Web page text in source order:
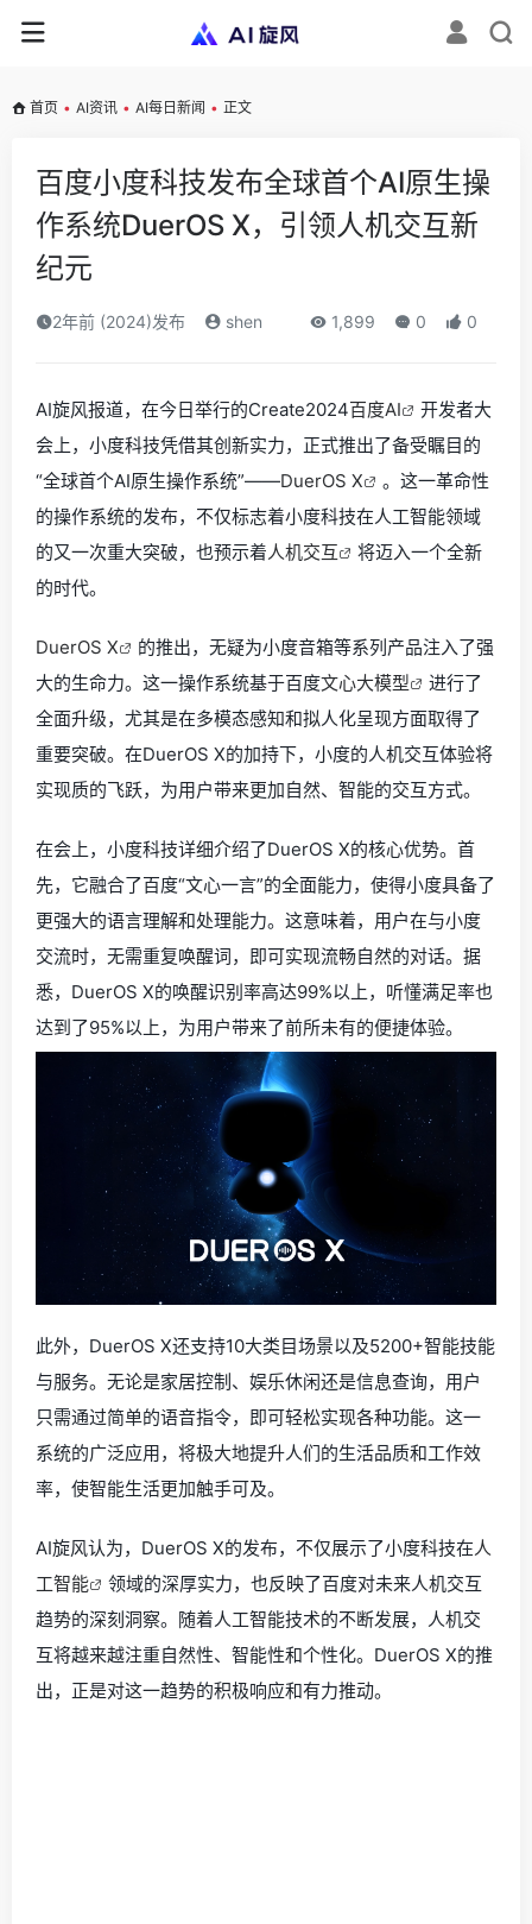
首页 • AI资讯 • AI每日新闻 • 正文
百度小度科技发布全球首个AI原生操
作系统DuerOS X，引领人机交互新
纪元
2年前 (2024)发布 shen 1,899 0 0
AI旋风报道，在今日举行的Create2024百度AI
开发者大
会上，小度科技凭借其创新实力，正式推出了备受瞩目的
“全球首个AI原生操作系统”——DuerOS X
。这一革命性
的操作系统的发布，不仅标志着小度科技在人工智能领域
的又一次重大突破，也预示着人机交互
将迈入一个全新
的时代。
DuerOS X
的推出，无疑为小度音箱等系列产品注入了强
大的生命力。这一操作系统基于百度文心大模型
进行了
全面升级，尤其是在多模态感知和拟人化呈现方面取得了
重要突破。在DuerOS X的加持下，小度的人机交互体验将
实现质的飞跃，为用户带来更加自然、智能的交互方式。
在会上，小度科技详细介绍了DuerOS X的核心优势。首
先，它融合了百度“文心一言”的全面能力，使得小度具备了
更强大的语言理解和处理能力。这意味着，用户在与小度
交流时，无需重复唤醒词，即可实现流畅自然的对话。据
悉，DuerOS X的唤醒识别率高达99%以上，听懂满足率也
达到了95%以上，为用户带来了前所未有的便捷体验。
此外，DuerOS X还支持10大类目场景以及5200+智能技能
与服务。无论是家居控制、娱乐休闲还是信息查询，用户
只需通过简单的语音指令，即可轻松实现各种功能。这一
系统的广泛应用，将极大地提升人们的生活品质和工作效
率，使智能生活更加触手可及。
AI旋风认为，DuerOS X的发布，不仅展示了小度科技在人
工智能
领域的深厚实力，也反映了百度对未来人机交互
趋势的深刻洞察。随着人工智能技术的不断发展，人机交
互将越来越注重自然性、智能性和个性化。DuerOS X的推
出，正是对这一趋势的积极响应和有力推动。